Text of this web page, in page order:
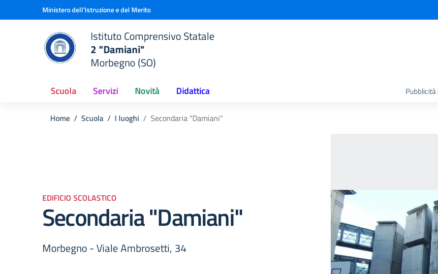
Vai ai contenuti
Vai al menu di navigazioneMinistero dell'Istruzione e del Merito
Istituto Comprensivo Statale
2 "Damiani"
Morbegno (SO)
Scuola Servizi Novità Didattica Pubblicità
Home Scuola I luoghi Secondaria "Damiani"
EDIFICIO SCOLASTICO
Secondaria "Damiani"
Morbegno - Viale Ambrosetti, 34